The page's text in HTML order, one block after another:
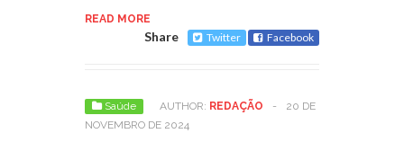
READ MORE
Share Twitter Facebook
Saúde AUTHOR: REDAÇÃO -
20 DE
NOVEMBRO DE 2024